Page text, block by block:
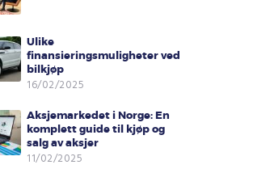
Ulike
finansieringsmuligheter ved
bilkjøp
16/02/2025
Aksjemarkedet i Norge: En
komplett guide til kjøp og
salg av aksjer
11/02/2025